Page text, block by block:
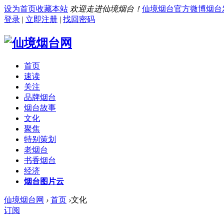
设为首页收藏本站 欢迎走进仙境烟台！ 仙境烟台官方微博烟台
登录 | 立即注册 | 找回密码
首页
速读
关注
品牌烟台
烟台故事
文化
聚焦
特别策划
老烟台
书香烟台
经济
烟台图片云
仙境烟台网 › 首页 ›文化
订阅